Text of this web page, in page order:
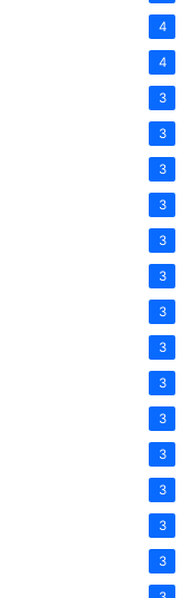
4
4
3
3
3
3
3
3
3
3
3
3
3
3
3
3